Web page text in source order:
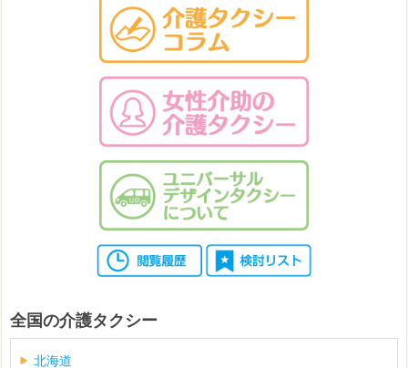
全国の介護タクシー
北海道